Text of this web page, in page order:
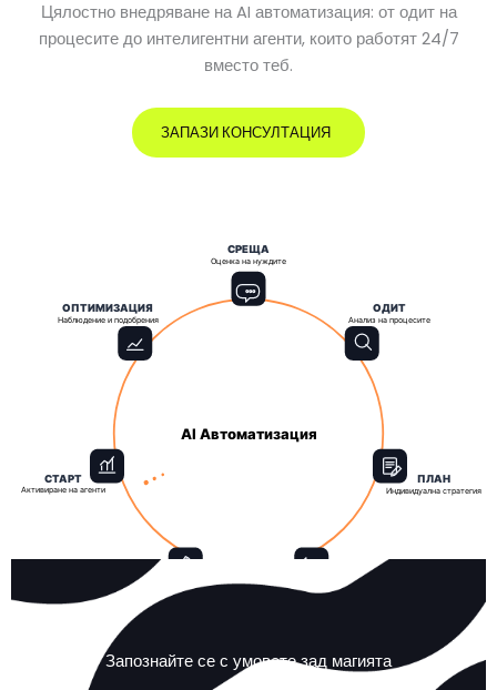
Цялостно внедряване на AI автоматизация: от одит на
процесите до интелигентни агенти, които работят 24/7
вместо теб.
ЗАПАЗИ КОНСУЛТАЦИЯ
AI Автоматизация
СРЕЩА
Оценка на нуждите
ОДИТ
Анализ на процесите
ПЛАН
Индивидуална стратегия
ИНТЕГРАЦИЯ
ТЕСТ
Проби и валидиране
СТАРТ
Активиране на агенти
ОПТИМИЗАЦИЯ
Наблюдение и подобрения
Запознайте се с умовете зад магията